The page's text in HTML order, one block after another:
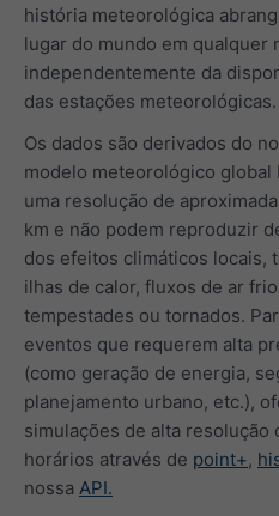
história meteorológica
lugar do mundo em qualquer
independentemente da
das estações meteorológicas.
Os dados são derivados do
modelo meteorológico global
uma resolução de
km e não podem reproduzir
dos efeitos climáticos locais,
ilhas de calor, fluxos de ar
tempestades ou tornados.
eventos que requerem alta
(como geração de energia,
planejamento urbano, etc.),
simulações de alta resolução
horários através de point+,
nossa API.